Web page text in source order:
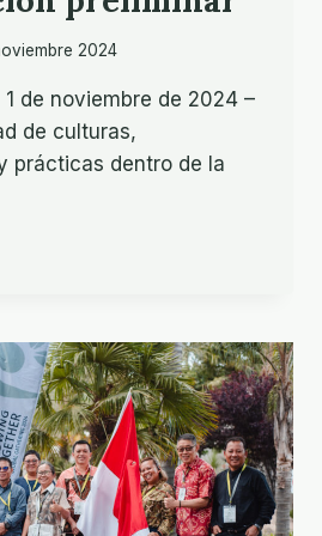
2024
de noviembre de 2024 –
de culturas,
prácticas dentro de la